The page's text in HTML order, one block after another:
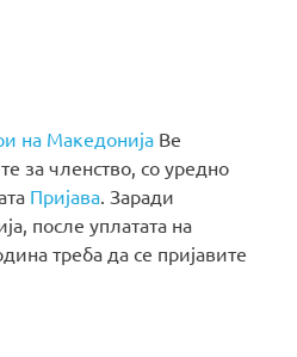
на Македонија Ве
за членство, со уредно
Пријава . Заради
после уплатата на
треба да се пријавите